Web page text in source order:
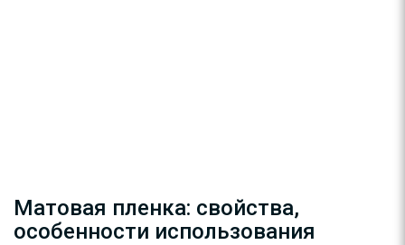
Матовая пленка: свойства,
особенности использования